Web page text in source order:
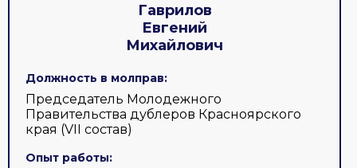
Гаврилов
Евгений
Михайлович
Должность в молправ:
Председатель Молодежного
Правительства дублеров Красноярского
края (VII состав)
Опыт работы: